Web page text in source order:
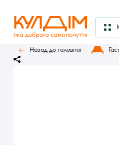
Назад до головної